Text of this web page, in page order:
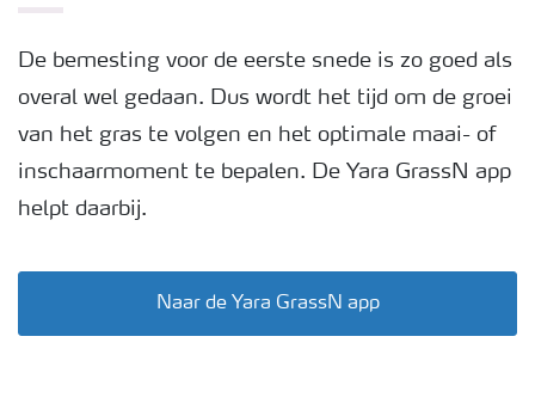
Toolbox
Grow the future
Podcasts
De bemesting voor de eerste snede is zo goed als
overal wel gedaan. Dus wordt het tijd om de groei
van het gras te volgen en het optimale maai- of
inschaarmoment te bepalen. De Yara GrassN app
helpt daarbij.
Naar de Yara GrassN app